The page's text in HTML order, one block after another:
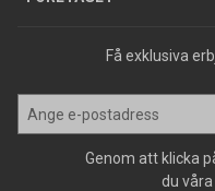
Få exklusiva
Genom att klicka
du